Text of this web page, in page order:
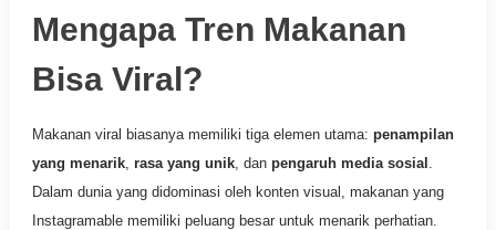
Mengapa Tren Makanan
Bisa Viral?
Makanan viral biasanya memiliki tiga elemen utama: penampilan
yang menarik, rasa yang unik, dan pengaruh media sosial
Dalam dunia yang didominasi oleh konten visual, makanan yang
Instagramable memiliki peluang besar untuk menarik perhatian.